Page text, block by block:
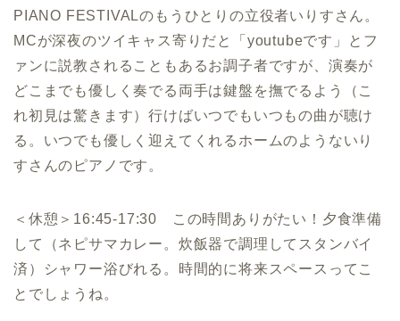
PIANO FESTIVALのもうひとりの立役者いりすさん。
MCが深夜のツイキャス寄りだと「youtubeです」とフ
ァンに説教されることもあるお調子者ですが、演奏が
どこまでも優しく奏でる両手は鍵盤を撫でるよう（こ
れ初見は驚きます）行けばいつでもいつもの曲が聴け
る。いつでも優しく迎えてくれるホームのようないり
すさんのピアノです。
＜休憩＞16:45-17:30 この時間ありがたい！夕食準備
して（ネピサマカレー。炊飯器で調理してスタンバイ
済）シャワー浴びれる。時間的に将来スペースってこ
とでしょうね。